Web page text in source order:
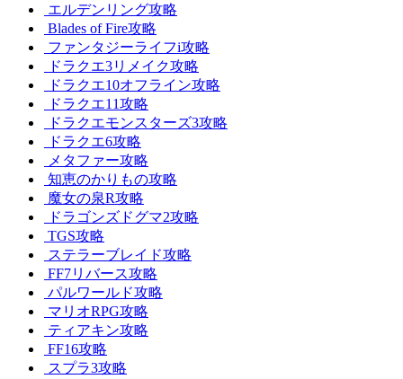
エルデンリング攻略
Blades of Fire攻略
ファンタジーライフi攻略
ドラクエ3リメイク攻略
ドラクエ10オフライン攻略
ドラクエ11攻略
ドラクエモンスターズ3攻略
ドラクエ6攻略
メタファー攻略
知恵のかりもの攻略
魔女の泉R攻略
ドラゴンズドグマ2攻略
TGS攻略
ステラーブレイド攻略
FF7リバース攻略
パルワールド攻略
マリオRPG攻略
ティアキン攻略
FF16攻略
スプラ3攻略